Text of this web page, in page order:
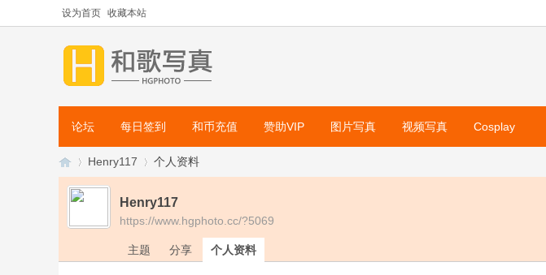
设为首页 收藏本站
论坛 每日签到 和币充值 赞助VIP 图片写真 视频写真 Cosplay
和›
Henry117 个人资料
Henry117
https://www.hgphoto.cc/?5069
主题 分享 个人资料